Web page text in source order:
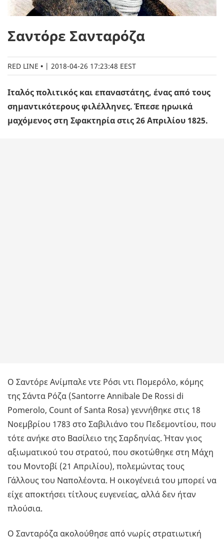
Σαντόρε Σανταρόζα
RED LINE | 2018-04-26 17:23:48 EEST
Ιταλός πολιτικός και επαναστάτης, ένας από τους
σημαντικότερους φιλέλληνες. Έπεσε ηρωικά
μαχόμενος στη Σφακτηρία στις 26 Απριλίου 1825.
O Σαντόρε Ανίμπαλε ντε Ρόσι ντι Πομερόλο, κόμης
της Σάντα Ρόζα (Santorre Annibale De Rossi di
Pomerolo, Count of Santa Rosa) γεννήθηκε στις 18
Νοεμβρίου 1783 στο Σαβιλιάνο του Πεδεμοντίου, που
τότε ανήκε στο Βασίλειο της Σαρδηνίας. Ήταν γιος
αξιωματικού του στρατού, που σκοτώθηκε στη Μάχη
του Μοντοβί (21 Απριλίου), πολεμώντας τους
Γάλλους του Ναπολέοντα. Η οικογένειά του μπορεί να
είχε αποκτήσει τίτλους ευγενείας, αλλά δεν ήταν
πλούσια.
Ο Σανταρόζα ακολούθησε από νωρίς στρατιωτική